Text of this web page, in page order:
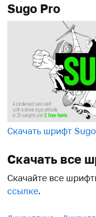
Sugo Pro
Скачать шрифт
Скачать все
Скачайте все
ссылке.